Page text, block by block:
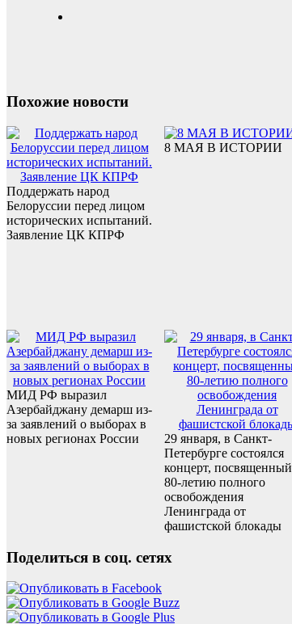
Похожие новости
Поддержать народ
Белоруссии перед лицом
исторических испытаний.
Заявление ЦК КПРФ
8 МАЯ В ИСТОРИИ
МИД РФ выразил
Азербайджану демарш из-
за заявлений о выборах в
новых регионах России
29 января, в Санкт-
Петербурге состоялся
концерт, посвященный
80-летию полного
освобождения
Ленинграда от
фашистской блокады
Поделиться в соц. сетях